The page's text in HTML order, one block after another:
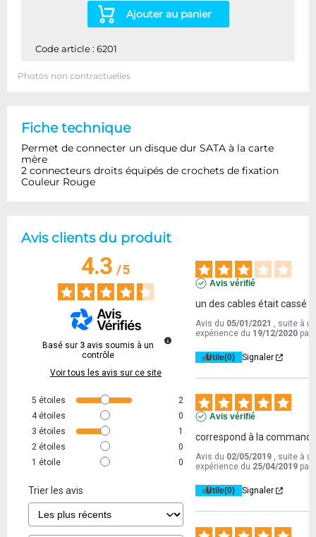
Ajouter au panier
Code article : 6201
Photos non contractuelles
Fiche technique
Permet de connecter un disque dur SATA à la carte
mère
2 connecteurs droits équipés de crochets de fixation
Couleur Rouge
Avis clients du produit
4.3/5
Basé sur 3 avis soumis à un
contrôle
Voir tous les avis sur ce site
5 étoiles
2
4 étoiles
0
3 étoiles
1
2 étoiles
0
1 étoile 0
Trier les avis
Avis vérifié
un des cables était cassé
Avis du 05/01/2021 , suite à
expérience du 19/12/2020 par
Utile(0) Signaler
Avis vérifié
correspond à la
Avis du 02/05/2019 , suite à
expérience du 25/04/2019 par
Utile(0) Signaler